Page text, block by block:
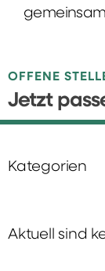
OFFENE
Jetzt
Kategorien
Aktuell sind